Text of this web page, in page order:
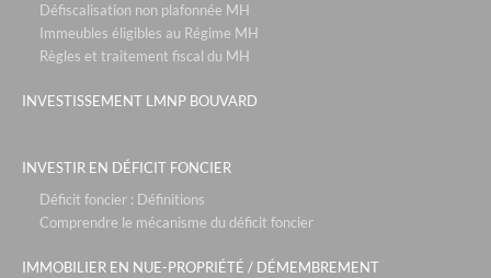
Défiscalisation non plafonnée MH
Immeubles éligibles au Régime MH
Règles et traitement fiscal du MH
INVESTISSEMENT LMNP BOUVARD
INVESTIR EN DÉFICIT FONCIER
Déficit foncier : Définitions
Comprendre le mécanisme du déficit foncier
IMMOBILIER EN NUE-PROPRIÉTÉ / DÉMEMBREMENT